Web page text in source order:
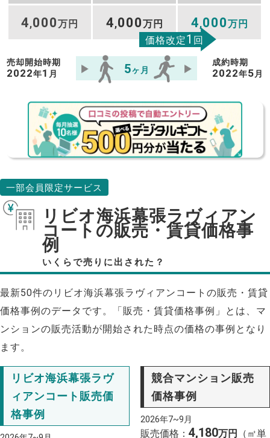
4,000万円 4,000万円 4,000万円
価格改定1 回
売却開始時期
2022年1 月 5ヶ月
成約時期
2022年5 月
一部会員限定サービス
リビオ海浜幕張ラヴィアン
コートの販売・賃貸価格事
例
いくらで売りに出された？
最新50件のリビオ海浜幕張ラヴィアンコートの販売・賃貸
価格事例のデータです。「販売・賃貸価格事例」とは、マ
ンションの販売活動が開始された時点の価格の事例となり
ます。
リビオ海浜幕張ラヴ
ィアンコート販売価
格事例
競合マンション販売
価格事例
2026年7~9月
販売価格： 4,180万円 （㎡単